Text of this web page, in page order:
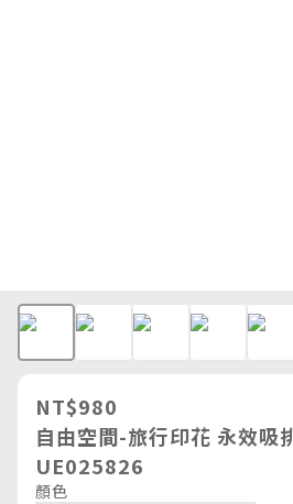
NT$980
自由空間-旅行印花 永效吸
UE025826
顏色